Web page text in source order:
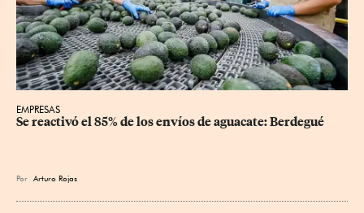
EMPRESAS
Se reactivó el 85% de los envíos de aguacate: Berdegué
Por Arturo Rojas